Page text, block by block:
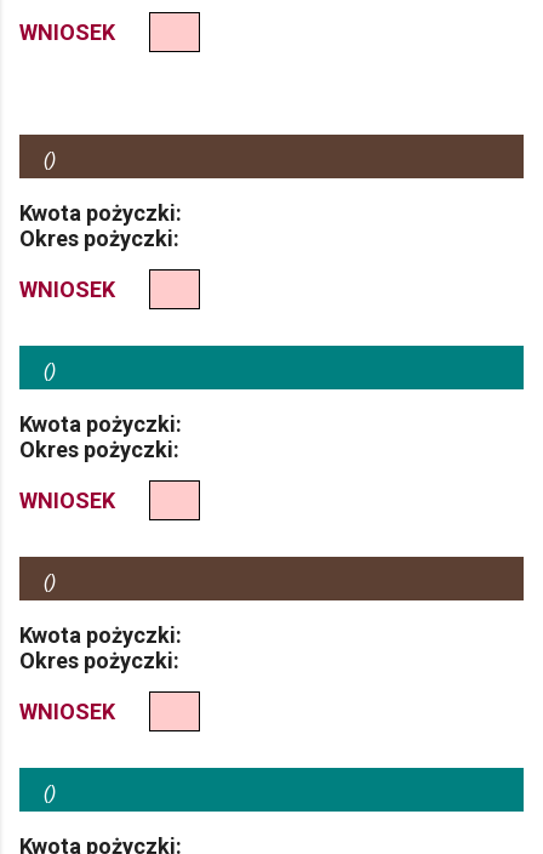
WNIOSEK
()
Kwota pożyczki:
Okres pożyczki:
WNIOSEK
()
Kwota pożyczki:
Okres pożyczki:
WNIOSEK
()
Kwota pożyczki:
Okres pożyczki:
WNIOSEK
()
Kwota pożyczki: